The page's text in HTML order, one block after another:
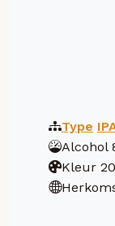
Type
Alcohol
Kleur 20